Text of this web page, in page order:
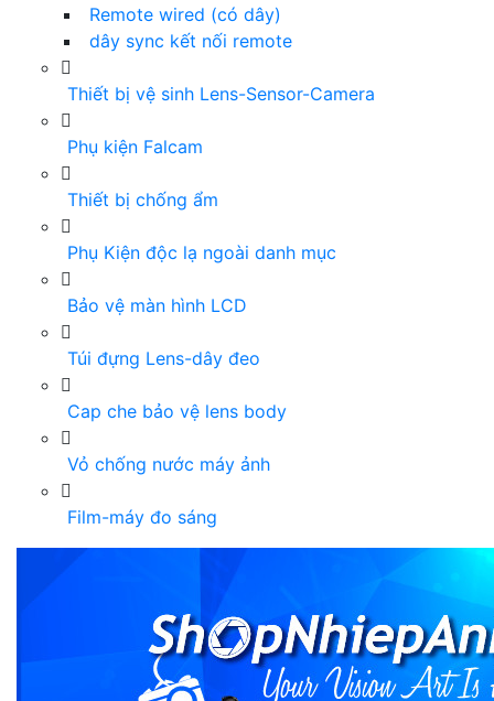
Remote wired (có dây)
dây sync kết nối remote
Thiết bị vệ sinh Lens-Sensor-Camera
Phụ kiện Falcam
Thiết bị chống ẩm
Phụ Kiện độc lạ ngoài danh mục
Bảo vệ màn hình LCD
Túi đựng Lens-dây đeo
Cap che bảo vệ lens body
Vỏ chống nước máy ảnh
Film-máy đo sáng